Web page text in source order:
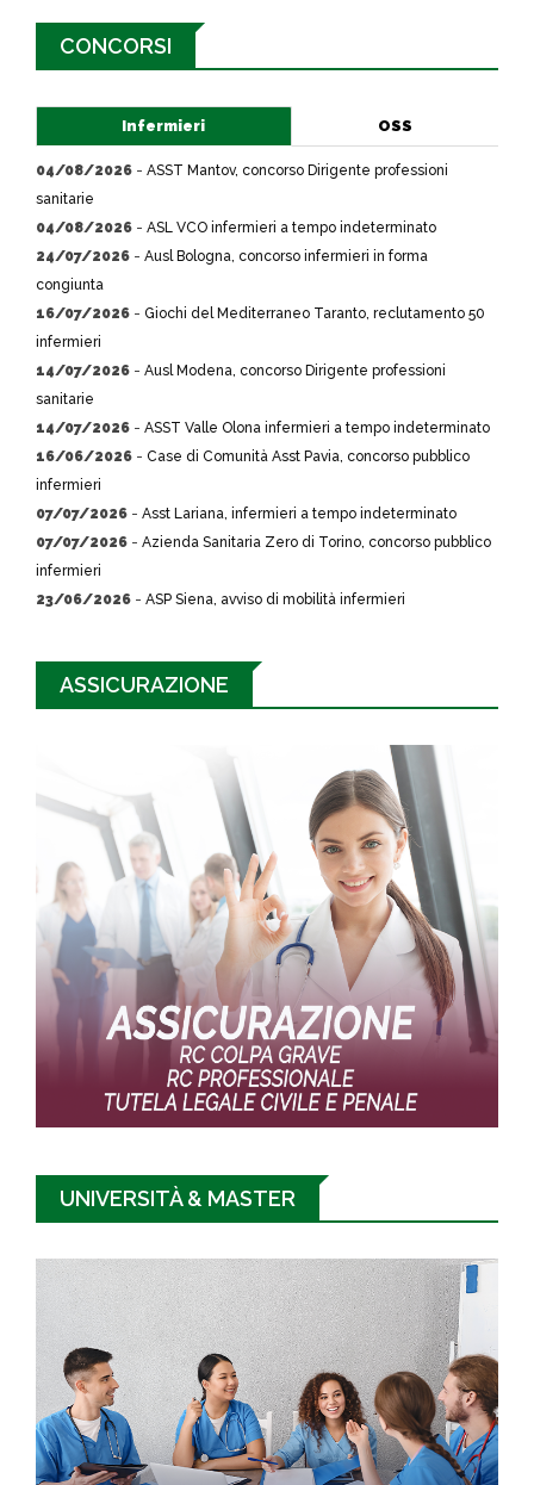
CONCORSI
Infermieri OSS
04/08/2026 - ASST Mantov, concorso Dirigente professioni
sanitarie
04/08/2026 - ASL VCO infermieri a tempo indeterminato
24/07/2026 - Ausl Bologna, concorso infermieri in forma
congiunta
16/07/2026 - Giochi del Mediterraneo Taranto, reclutamento 50
infermieri
14/07/2026 - Ausl Modena, concorso Dirigente professioni
sanitarie
14/07/2026 - ASST Valle Olona infermieri a tempo indeterminato
16/06/2026 - Case di Comunità Asst Pavia, concorso pubblico
infermieri
07/07/2026 - Asst Lariana, infermieri a tempo indeterminato
07/07/2026 - Azienda Sanitaria Zero di Torino, concorso pubblico
infermieri
23/06/2026 - ASP Siena, avviso di mobilità infermieri
ASSICURAZIONE
UNIVERSITÀ & MASTER